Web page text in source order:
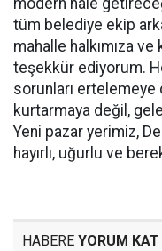
modern hale
tüm belediye ekip
mahalle halkımıza
teşekkür ediyorum.
sorunları
kurtarmaya değil,
Yeni pazar yerimiz,
hayırlı, uğurlu ve
HABERE YORUM KAT